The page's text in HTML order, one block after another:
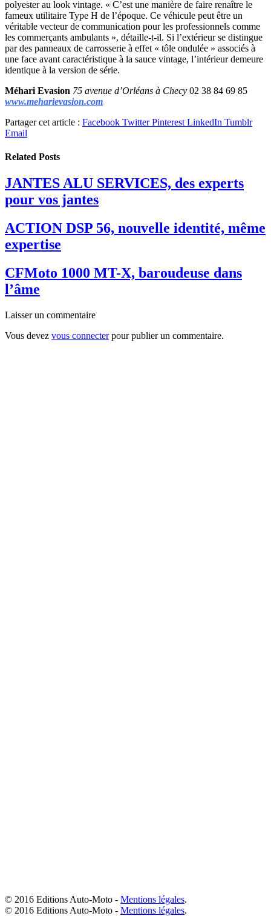
polyester au look vintage. « C’est une manière de faire renaître le
fameux utilitaire Type H de l’époque. Ce véhicule peut être un
véritable vecteur de communication pour les professionnels comme
les commerçants ambulants », détaille-t-il. Si l’extérieur se distingue
par des panneaux de carrosserie à effet « tôle ondulée » associés à
une face avant caractéristique à la sauce vintage, l’intérieur demeure
identique à la version de série.
Méhari Evasion 75 avenue d’Orléans à Checy 02 38 84 69 85
www.meharievasion.com
Partager cet article : Facebook Twitter Pinterest LinkedIn Tumblr
Email
Related Posts
JANTES ALU SERVICES, des experts
pour vos jantes
ACTION DSP 56, nouvelle identité, même
expertise
CFMoto 1000 MT-X, baroudeuse dans
l’âme
Laisser un commentaire
Vous devez vous connecterpour publier un commentaire.
© 2016 Editions Auto-Moto - Mentions légales.
© 2016 Editions Auto-Moto - Mentions légales.